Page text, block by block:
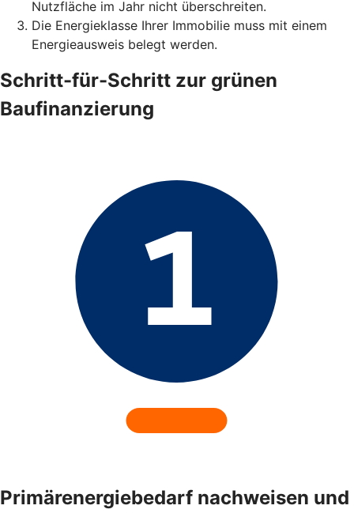
Nutzfläche im Jahr nicht überschreiten.
Die Energieklasse Ihrer Immobilie muss mit einem
Energieausweis belegt werden.
Schritt-für-Schritt zur grünen
Baufinanzierung
Primärenergiebedarf nachweisen und